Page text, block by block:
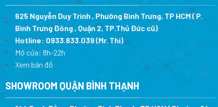
625 Nguyễn Duy Trinh , Phường Bình Trưng, TP HCM ( P.
Bình Trưng Đông , Quận 2, TP.Thủ Đức cũ)
Hotline: 0933.833.039(Mr. Thi)
Mở cửa: 8h-22h
Xem bản đồ
SHOWROOM QUẬN BÌNH THẠNH